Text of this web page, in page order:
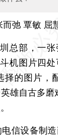
弛 覃敏 屈
总部，一
机图片四
择的图片，
雄自古多磨
设备制造